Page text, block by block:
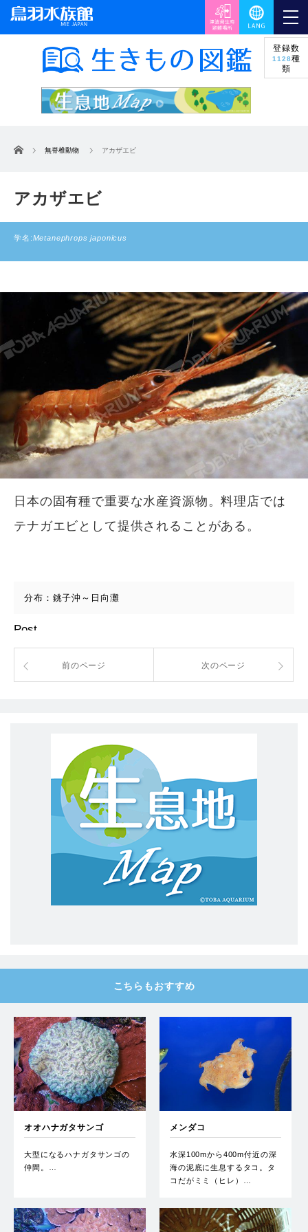
登録数
1128種
類
ホーム 無脊椎動物 アカザエビ
アカザエビ
学名:Metanephrops japonicus
日本の固有種で重要な水産資源物。料理店では
テナガエビとして提供されることがある。
分布：銚子沖～日向灘
Post
前のページ 次のページ
こちらもおすすめ
オオハナガタサンゴ
大型になるハナガタサンゴの
仲間。…
メンダコ
水深100mから400m付近の深
海の泥底に生息するタコ。タ
コだがミミ（ヒレ）…